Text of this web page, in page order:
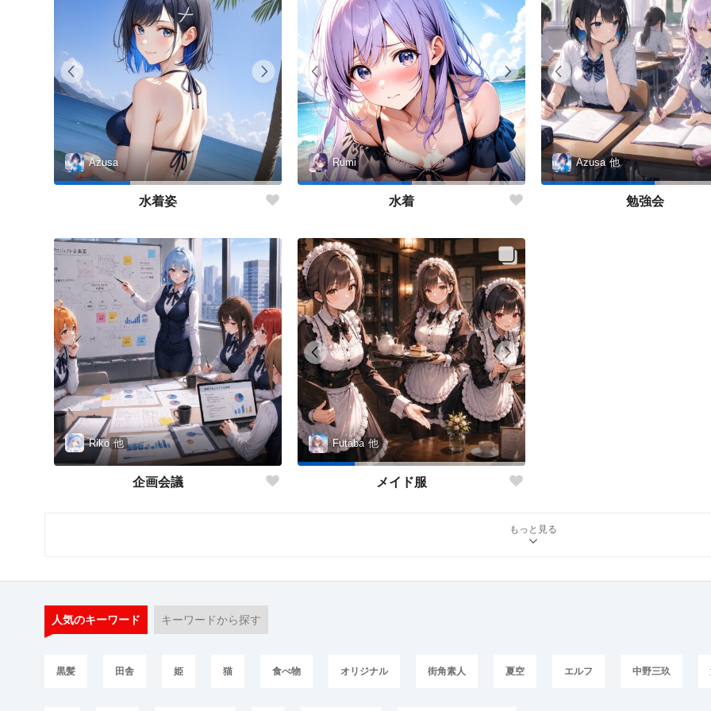
Azusa
水着姿
Rumi
水着
Azusa 他
勉強会
Riko 他
企画会議
Futaba 他
メイド服
もっと見る
人気のキーワード キーワードから探す
黒髪 田舎 姫 猫 食べ物 オリジナル 街角素人 夏空 エルフ 中野三玖